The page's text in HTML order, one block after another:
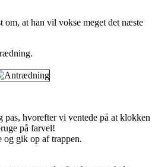
om, at han vil vokse meget det næste
pas, hvorefter vi ventede på at klokken
på farvel!
gik op af trappen.